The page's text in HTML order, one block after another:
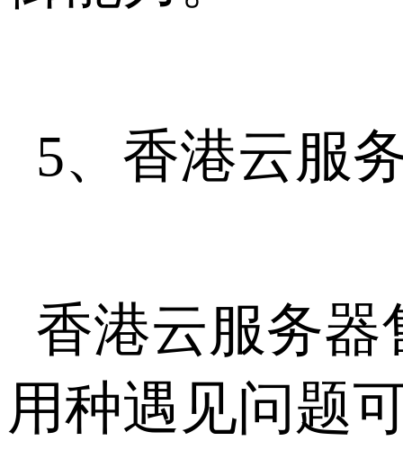
5、香港云服
香港云服务器
用种遇见问题